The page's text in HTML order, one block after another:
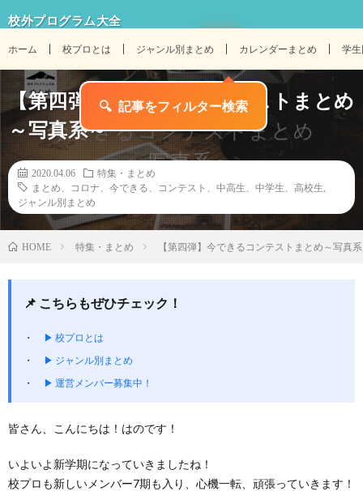
校外プログラム大全
ホーム 校プロとは ジャンル別まとめ カレンダーまとめ 学
【第四弾】今できるコンテストまとめ
～写真系～
2020.04.06
特集・まとめ
まとめ、コロナ、今できる、コンテスト、中高生、中学生、高校生
ジャンル別まとめ
HOME 特集・まとめ 【第四弾】今できるコンテストまとめ～写真
📌 こちらもぜひチェック！
▶ 校プロとは
▶ ジャンル別まとめ
▶ 運営メンバー募集中！
皆さん、こんにちは！はのです！
いよいよ新学期になっていきましたね！
校プロも新しいメンバー7期も入り、心機一転、頑張っていきます！